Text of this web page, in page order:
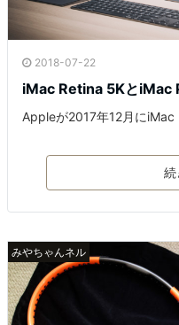
2018-07-22
iMac Retina 5KとiMac
Appleが2017年12月にiMac
続
みやちゃんネル